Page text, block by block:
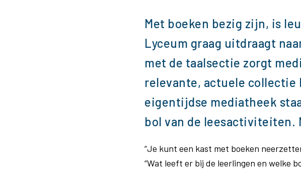
Met boeken bezig zijn, is
Lyceum graag uitdraagt
met de taalsectie zorgt
relevante, actuele collectie
eigentijdse mediatheek
bol van de leesactiviteiten.
“Je kunt een kast met boeken
“Wat leeft er bij de leerlingen en welke